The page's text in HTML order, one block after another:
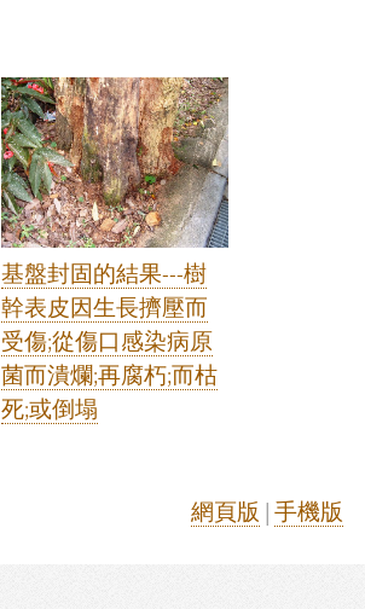
基盤封固的結果---樹
幹表皮因生長擠壓而
受傷;從傷口感染病原
菌而潰爛;再腐朽;而枯
死;或倒塌
網頁版 | 手機版